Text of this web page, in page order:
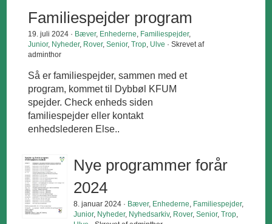
Familiespejder program
19. juli 2024 · Bæver, Enhederne, Familiespejder,
Junior, Nyheder, Rover,Senior,Trop, Ulve · Skrevet af
adminthor
Så er familiespejder, sammen med et
program, kommet til Dybbøl KFUM
spejder. Check enheds siden
familiespejder eller kontakt
enhedslederen Else..
Nye programmer forår
2024
8. januar 2024 · Bæver, Enhederne, Familiespejder,
Junior, Nyheder, Nyhedsarkiv, Rover,Senior,Trop,